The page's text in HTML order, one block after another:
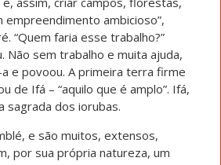
empreendimento ambicioso”,
“Quem faria esse trabalho?”
Não sem trabalho e muita ajuda,
e povoou. A primeira terra firme
de Ifá – “aquilo que é amplo”. Ifá,
sagrada dos iorubas.
e são muitos, extensos,
por sua própria natureza, um